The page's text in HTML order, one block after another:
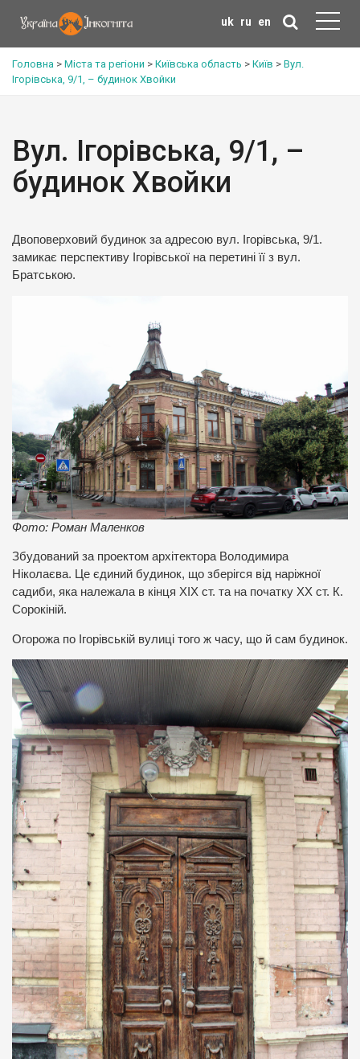
uk ru en
Головна > Міста та регіони > Київська область > Київ > Вул.
Ігорівська, 9/1, – будинок Хвойки
Вул. Ігорівська, 9/1, –
будинок Хвойки
Двоповерховий будинок за адресою вул. Ігорівська, 9/1.
замикає перспективу Ігорівської на перетині її з вул.
Братською.
Фото: Роман Маленков
Збудований за проектом архітектора Володимира
Ніколаєва. Це єдиний будинок, що зберігся від наріжної
садиби, яка належала в кінця ХІХ ст. та на початку ХХ ст. К.
Сорокіній.
Огорожа по Ігорівській вулиці того ж часу, що й сам будинок.